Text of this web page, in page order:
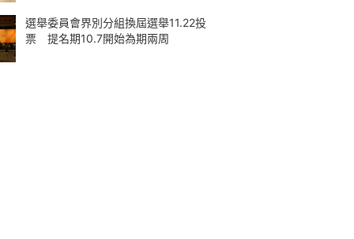
選舉委員會界別分組換屆選舉11.22投
票 提名期10.7開始為期兩周